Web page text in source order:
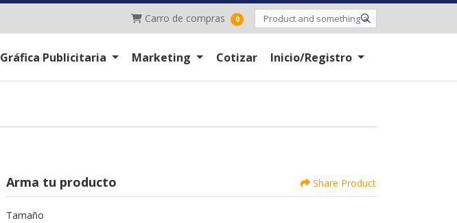
Carro de compras
Carro de compras 0
Gráfica Publicitaria Marketing Cotizar Inicio/Registro
Arma tu producto Share Product
Tamaño